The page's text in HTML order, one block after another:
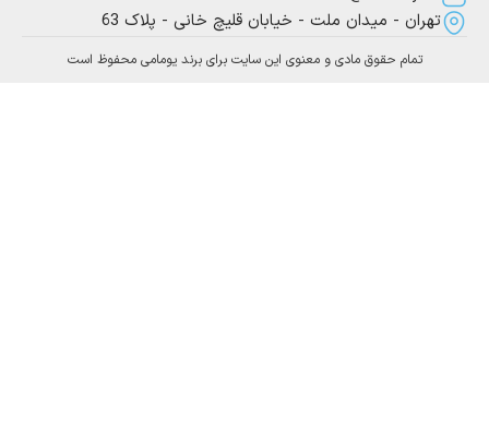
- میدان ملت - خیابان قلیچ خانی - پلاک 63
تمام حقوق مادی و معنوی این سایت برای برند یومامی محفوظ است